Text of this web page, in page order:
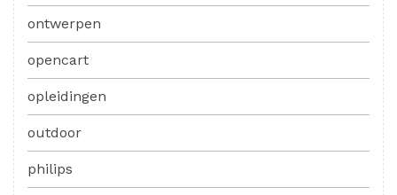
ontwerpen
opencart
opleidingen
outdoor
philips